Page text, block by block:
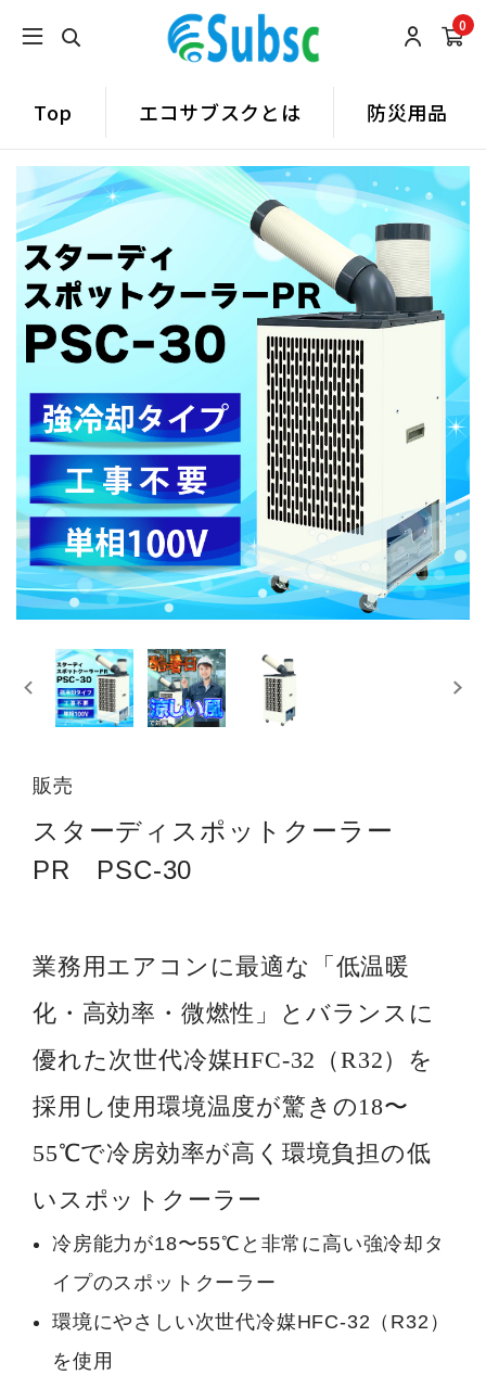
0
Top エコサブスクとは 防災用品
販売
スターディスポットクーラー
PR PSC-30
業務用エアコンに最適な「低温暖
化・高効率・微燃性」とバランスに
優れた次世代冷媒HFC-32（R32）を
採用し使用環境温度が驚きの18〜
55℃で冷房効率が高く環境負担の低
いスポットクーラー
冷房能力が18〜55℃と非常に高い強冷却タ
イプのスポットクーラー
環境にやさしい次世代冷媒HFC-32（R32）
を使用